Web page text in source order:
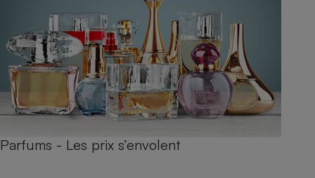
Parfums - Les prix s’envolent